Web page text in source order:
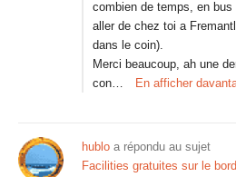
combien de temps, en
aller de chez toi a
dans le coin).
Merci beaucoup, ah une
con…
En afficher
hublo a répondu au sujet
Facilities gratuites sur le